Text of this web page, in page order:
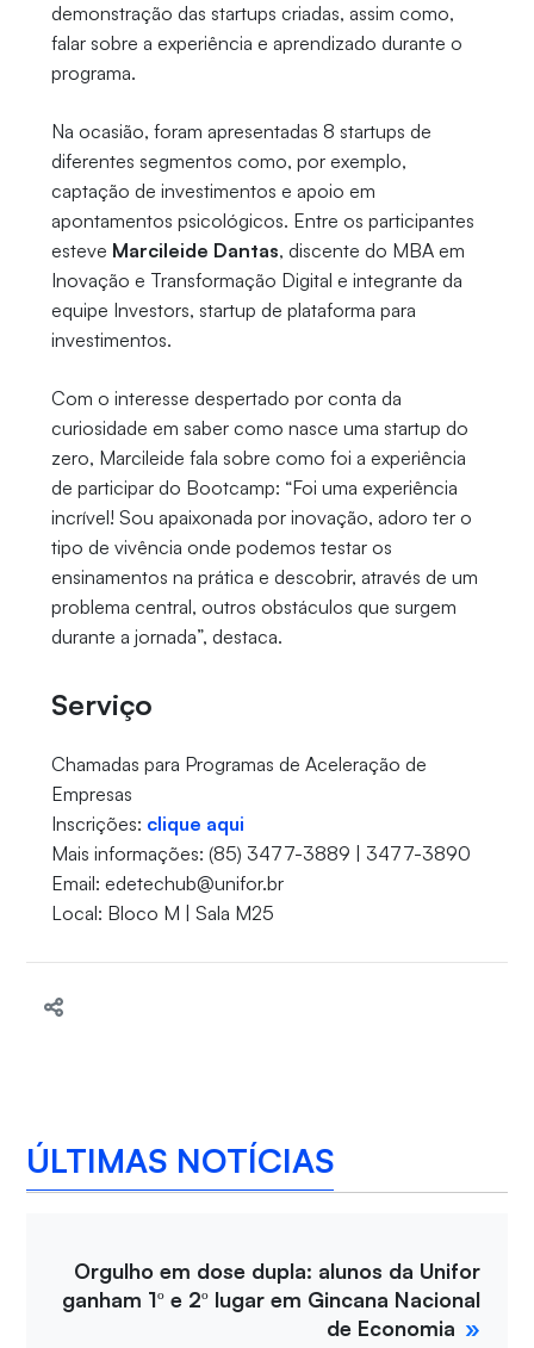
demonstração das startups criadas, assim como,
falar sobre a experiência e aprendizado durante o
programa.
Na ocasião, foram apresentadas 8 startups de
diferentes segmentos como, por exemplo,
captação de investimentos e apoio em
apontamentos psicológicos. Entre os participantes
esteve Marcileide Dantas, discente do MBA em
Inovação e Transformação Digital e integrante da
equipe Investors, startup de plataforma para
investimentos.
Com o interesse despertado por conta da
curiosidade em saber como nasce uma startup do
zero, Marcileide fala sobre como foi a experiência
de participar do Bootcamp: “Foi uma experiência
incrível! Sou apaixonada por inovação, adoro ter o
tipo de vivência onde podemos testar os
ensinamentos na prática e descobrir, através de um
problema central, outros obstáculos que surgem
durante a jornada”, destaca.
Serviço
Chamadas para Programas de Aceleração de
Empresas
Inscrições: clique aqui
Mais informações: (85) 3477-3889 | 3477-3890
Email: edetechub@unifor.br
Local: Bloco M | Sala M25
ÚLTIMAS NOTÍCIAS
Orgulho em dose dupla: alunos da Unifor
ganham 1º e 2º lugar em Gincana Nacional
de Economia